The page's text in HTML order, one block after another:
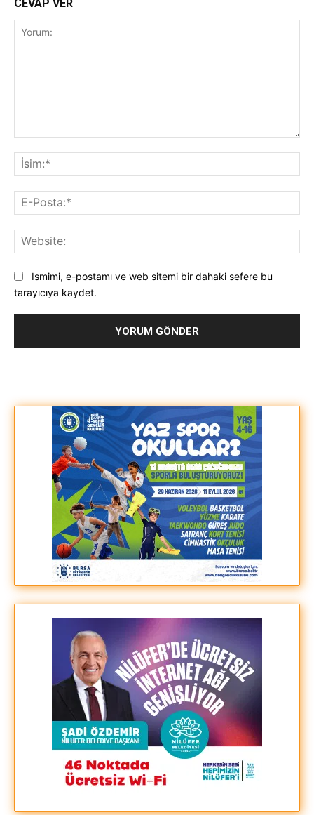
CEVAP VER
Ismimi, e-postamı ve web sitemi bir dahaki sefere bu
tarayıcıya kaydet.